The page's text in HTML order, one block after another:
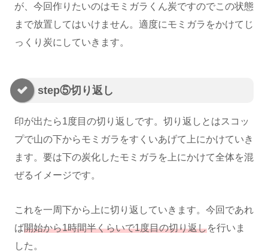
が、今回作りたいのはモミガラくん炭ですのでこの状態
まで放置してはいけません。適度にモミガラをかけてじ
っくり炭にしていきます。
step⑤切り返し
印が出たら1度目の切り返しです。切り返しとはスコッ
プで山の下からモミガラをすくいあげて上にかけていき
ます。要は下の炭化したモミガラを上にかけて全体を混
ぜるイメージです。
これを一周下から上に切り返していきます。今回であれ
ば開始から1時間半くらいで1度目の切り返しを行いま
した。